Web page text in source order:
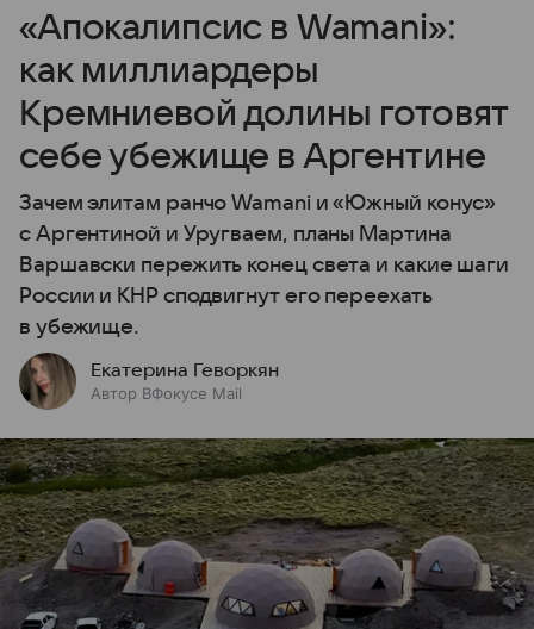
«Апокалипсис в Wamani»:
как миллиардеры
Кремниевой долины готовят
себе убежище в Аргентине
Зачем элитам ранчо Wamani и «Южный конус»
с Аргентиной и Уругваем, планы Мартина
Варшавски пережить конец света и какие шаги
России и КНР сподвигнут его переехать
в убежище.
Екатерина Геворкян
Автор ВФокусе Mail